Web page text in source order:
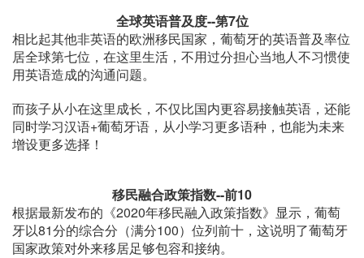
全球英语普及度--第7位
相比起其他非英语的欧洲移民国家，葡萄牙的英语普及率位
居全球第七位，在这里生活，不用过分担心当地人不习惯使
用英语造成的沟通问题。
而孩子从小在这里成长，不仅比国内更容易接触英语，还能
同时学习汉语+葡萄牙语，从小学习更多语种，也能为未来
增设更多选择！
移民融合政策指数--前10
根据最新发布的《2020年移民融入政策指数》显示，葡萄
牙以81分的综合分（满分100）位列前十，这说明了葡萄牙
国家政策对外来移居足够包容和接纳。